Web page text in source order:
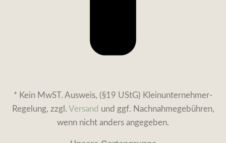
* Kein MwST. Ausweis, (§19 UStG) Kleinunternehmer-
Regelung, zzgl. Versand und ggf. Nachnahmegebühren,
wenn nicht anders angegeben.